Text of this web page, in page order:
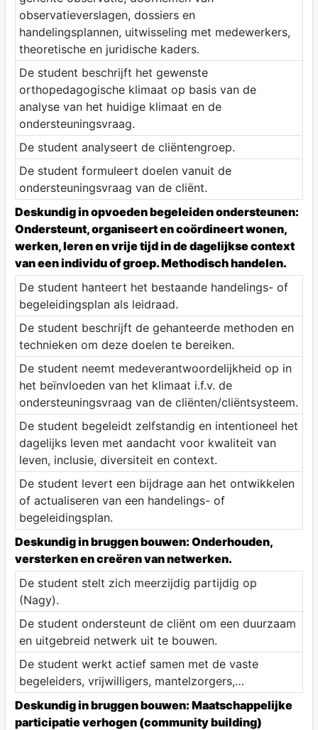
observatieverslagen, dossiers en
handelingsplannen, uitwisseling met medewerkers,
theoretische en juridische kaders.
De student beschrijft het gewenste
orthopedagogische klimaat op basis van de
analyse van het huidige klimaat en de
ondersteuningsvraag.
De student analyseert de cliëntengroep.
De student formuleert doelen vanuit de
ondersteuningsvraag van de cliënt.
Deskundig in opvoeden begeleiden ondersteunen:
Ondersteunt, organiseert en coördineert wonen,
werken, leren en vrije tijd in de dagelijkse context
van een individu of groep. Methodisch handelen.
De student hanteert het bestaande handelings- of
begeleidingsplan als leidraad.
De student beschrijft de gehanteerde methoden en
technieken om deze doelen te bereiken.
De student neemt medeverantwoordelijkheid op in
het beïnvloeden van het klimaat i.f.v. de
ondersteuningsvraag van de cliënten/cliëntsysteem.
De student begeleidt zelfstandig en intentioneel het
dagelijks leven met aandacht voor kwaliteit van
leven, inclusie, diversiteit en context.
De student levert een bijdrage aan het ontwikkelen
of actualiseren van een handelings- of
begeleidingsplan.
Deskundig in bruggen bouwen: Onderhouden,
versterken en creëren van netwerken.
De student stelt zich meerzijdig partijdig op
(Nagy).
De student ondersteunt de cliënt om een duurzaam
en uitgebreid netwerk uit te bouwen.
De student werkt actief samen met de vaste
begeleiders, vrijwilligers, mantelzorgers,…
Deskundig in bruggen bouwen: Maatschappelijke
participatie verhogen (community building)